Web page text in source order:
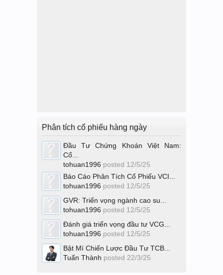
Phân tích cổ phiếu hàng ngày
Đầu Tư Chứng Khoán Việt Nam:
Cổ...
tohuan1996 posted 12/5/25
Báo Cáo Phân Tích Cổ Phiếu VCI...
tohuan1996 posted 12/5/25
GVR: Triển vọng ngành cao su...
tohuan1996 posted 12/5/25
Đánh giá triển vọng đầu tư VCG...
tohuan1996 posted 12/5/25
Bật Mí Chiến Lược Đầu Tư TCB...
Tuấn Thành posted 22/3/25